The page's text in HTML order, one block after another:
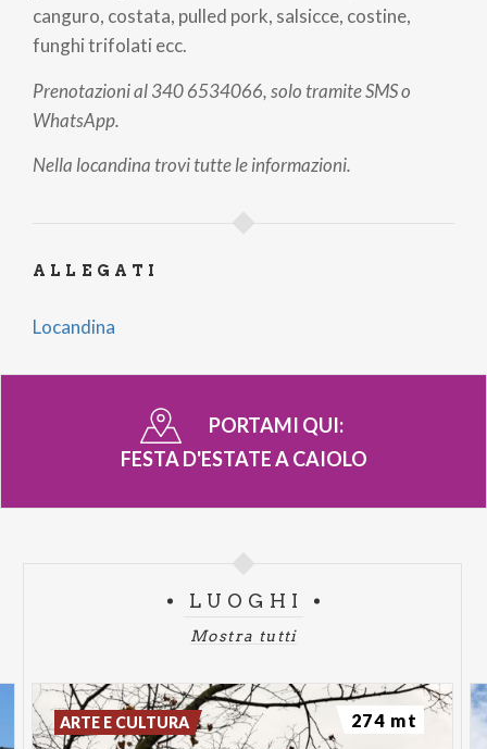
canguro, costata, pulled pork, salsicce, costine,
funghi trifolati ecc.
Prenotazioni al 340 6534066, solo tramite SMS o
WhatsApp.
Nella locandina trovi tutte le informazioni.
ALLEGATI
Locandina
PORTAMI QUI:
FESTA D'ESTATE A CAIOLO
LUOGHI
Mostra tutti
ARTE E CULTURA 274 mt